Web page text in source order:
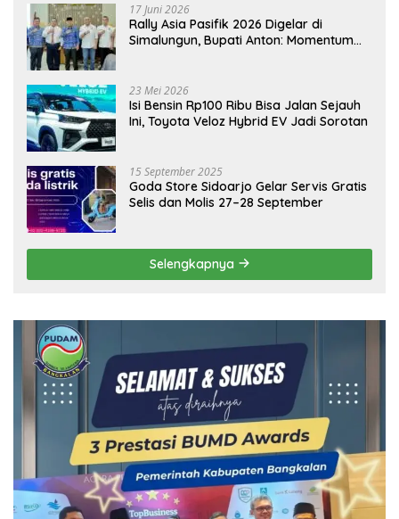
17 Juni 2026
Rally Asia Pasifik 2026 Digelar di
Simalungun, Bupati Anton: Momentum
23 Mei 2026
Isi Bensin Rp100 Ribu Bisa Jalan Sejauh
Ini, Toyota Veloz Hybrid EV Jadi Sorotan
15 September 2025
Goda Store Sidoarjo Gelar Servis Gratis
Selis dan Molis 27–28 September
Selengkapnya